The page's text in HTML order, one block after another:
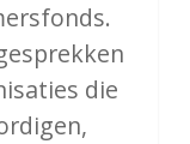
die